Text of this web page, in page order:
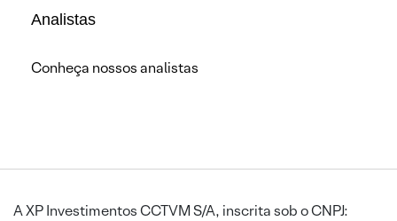
Analistas
Conheça nossos analistas
A XP Investimentos CCTVM S/A, inscrita sob o CNPJ: